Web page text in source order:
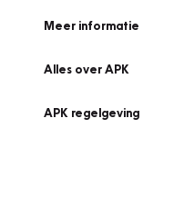
Meer informatie
Alles over APK
APK regelgeving